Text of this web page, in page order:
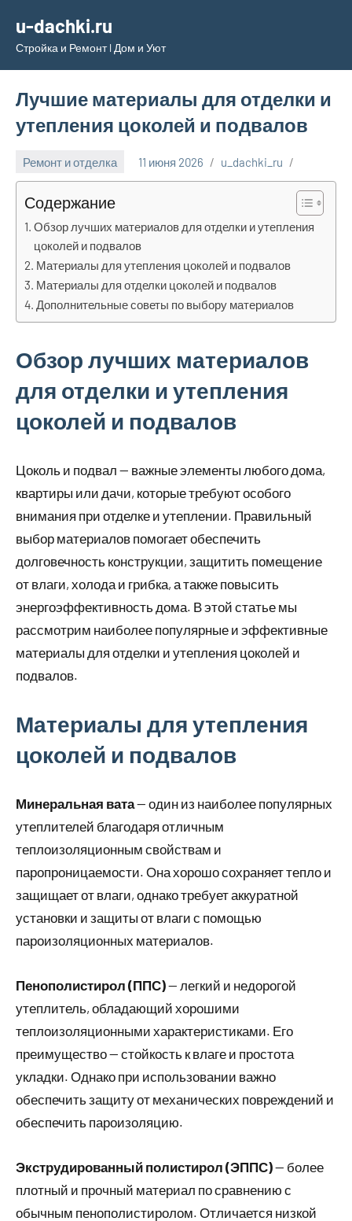
содержимому
u-dachki.ru
Стройка и Ремонт l Дом и Уют
Лучшие материалы для отделки и
утепления цоколей и подвалов
Ремонт и отделка 11 июня 2026 u_dachki_ru
Содержание
Обзор лучших материалов для отделки и утепления
цоколей и подвалов
Материалы для утепления цоколей и подвалов
Материалы для отделки цоколей и подвалов
Дополнительные советы по выбору материалов
Обзор лучших материалов
для отделки и утепления
цоколей и подвалов
Цоколь и подвал — важные элементы любого дома,
квартиры или дачи, которые требуют особого
внимания при отделке и утеплении. Правильный
выбор материалов помогает обеспечить
долговечность конструкции, защитить помещение
от влаги, холода и грибка, а также повысить
энергоэффективность дома. В этой статье мы
рассмотрим наиболее популярные и эффективные
материалы для отделки и утепления цоколей и
подвалов.
Материалы для утепления
цоколей и подвалов
Минеральная вата— один из наиболее популярных
утеплителей благодаря отличным
теплоизоляционным свойствам и
паропроницаемости. Она хорошо сохраняет тепло и
защищает от влаги, однако требует аккуратной
установки и защиты от влаги с помощью
пароизоляционных материалов.
Пенополистирол (ППС)— легкий и недорогой
утеплитель, обладающий хорошими
теплоизоляционными характеристиками. Его
преимущество — стойкость к влаге и простота
укладки. Однако при использовании важно
обеспечить защиту от механических повреждений и
обеспечить пароизоляцию.
Экструдированный полистирол (ЭППС)— более
плотный и прочный материал по сравнению с
обычным пенополистиролом. Отличается низкой